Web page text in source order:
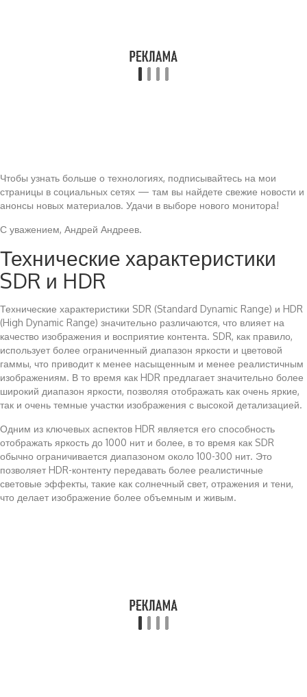
Чтобы узнать больше о технологиях, подписывайтесь на мои
страницы в социальных сетях — там вы найдете свежие новости и
анонсы новых материалов. Удачи в выборе нового монитора!
С уважением, Андрей Андреев.
Технические характеристики
SDR и HDR
Технические характеристики SDR (Standard Dynamic Range) и HDR
(High Dynamic Range) значительно различаются, что влияет на
качество изображения и восприятие контента. SDR, как правило,
использует более ограниченный диапазон яркости и цветовой
гаммы, что приводит к менее насыщенным и менее реалистичным
изображениям. В то время как HDR предлагает значительно более
широкий диапазон яркости, позволяя отображать как очень яркие,
так и очень темные участки изображения с высокой детализацией.
Одним из ключевых аспектов HDR является его способность
отображать яркость до 1000 нит и более, в то время как SDR
обычно ограничивается диапазоном около 100-300 нит. Это
позволяет HDR-контенту передавать более реалистичные
световые эффекты, такие как солнечный свет, отражения и тени,
что делает изображение более объемным и живым.